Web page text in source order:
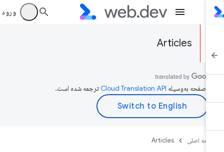
ورود به
Articles
صفحه به‌وسیله ترجمه شده است.
اصلی Articles